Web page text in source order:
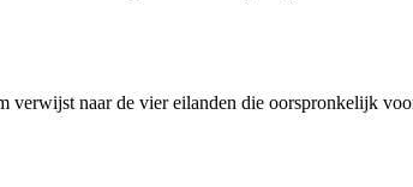
naar de vier eilanden die oorspronkelijk